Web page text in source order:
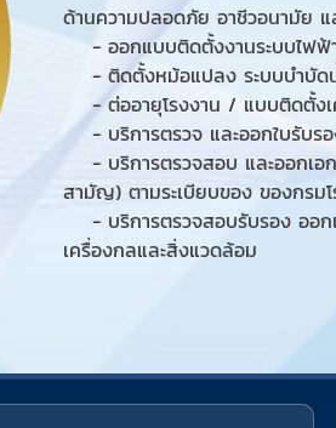
ด้านความปลอดภัย อาชีวอนามัย
- ออกแบบติดตั้งงานระบบไฟฟ้า
- ติดตั้งหม้อแปลง ระบบบำบัดน้
- ต่ออายุโรงงาน / แบบติดตั้งเ
- บริการตรวจ และออกใบรับร
- บริการตรวจสอบ และออกเอ
สามัญ) ตามระเบียบของ ของกรม
- บริการตรวจสอบรับรอง ออก
เครื่องกลและสิ่งแวดล้อม